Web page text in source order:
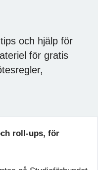
och hjälp för
för gratis
roll-ups, för